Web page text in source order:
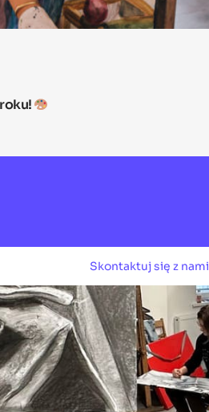
Skontaktuj się z nami